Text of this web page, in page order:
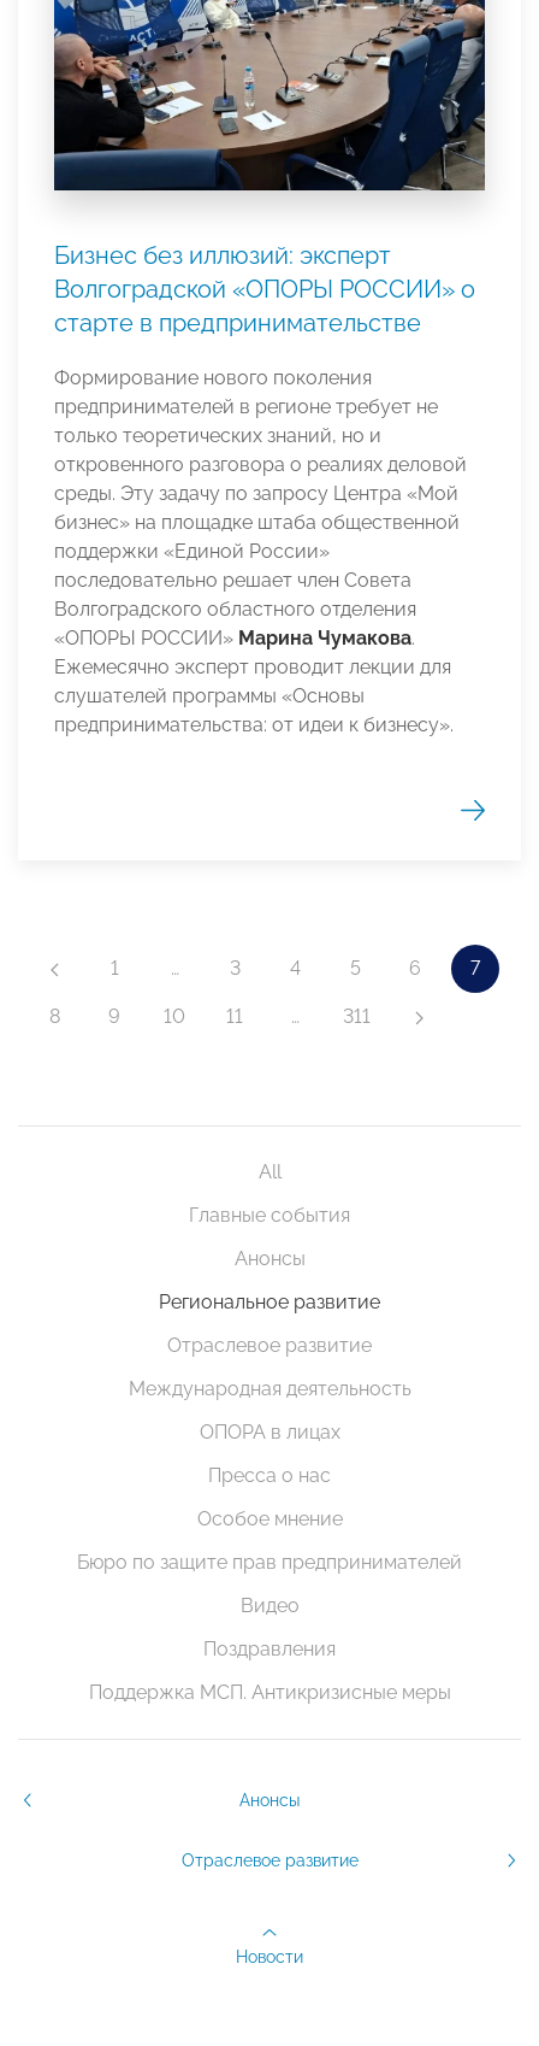
Бизнес без иллюзий: эксперт
Волгоградской «ОПОРЫ РОССИИ» о
старте в предпринимательстве
Формирование нового поколения
предпринимателей в регионе требует не
только теоретических знаний, но и
откровенного разговора о реалиях деловой
среды. Эту задачу по запросу Центра «Мой
бизнес» на площадке штаба общественной
поддержки «Единой России»
последовательно решает член Совета
Волгоградского областного отделения
«ОПОРЫ РОССИИ» Марина Чумакова.
Ежемесячно эксперт проводит лекции для
слушателей программы «Основы
предпринимательства: от идеи к бизнесу».
1 … 3 4 5 6 7
8 9 10 11 … 311
All
Главные события
Анонсы
Региональное развитие
Отраслевое развитие
Международная деятельность
ОПОРА в лицах
Пресса о нас
Особое мнение
Бюро по защите прав предпринимателей
Видео
Поздравления
Поддержка МСП. Антикризисные меры
Анонсы
Отраслевое развитие
Новости